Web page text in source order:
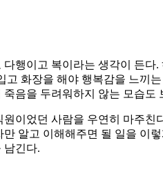
행이고 복이라는 생각이 든
화장을 해야 행복감을 느끼
음을 두려워하지 않는 모습도
이었던 사람을 우연히 마주
알고 이해해주면 될 일을 이
남긴다.